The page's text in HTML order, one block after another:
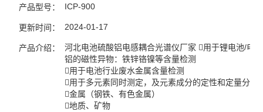
产品型号： ICP-900
更新时间： 2024-01-17
产品介绍：
河北电池硫酸铝电感耦合光谱仪厂家 用于锂电池/电
铝的磁性异物：铁锌铬镍等含量检测
用于电池行业废水金属含量检测
用于多元素同时测定，及元素成分的定性和定量分析
金属（钢铁、有色金属）
地质、矿物